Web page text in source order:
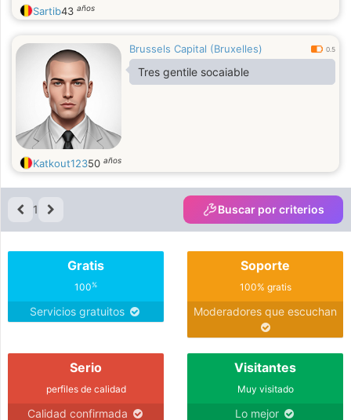
Sartib43 años
Brussels Capital (Bruxelles) 0.5
Tres gentile socaiable
Katkout12350 años
1 Buscar por criterios
Gratis
100%
Servicios gratuitos
Soporte
100% gratis
Moderadores que escuchan
Serio
perfiles de calidad
Calidad confirmada
Visitantes
Muy visitado
Lo mejor